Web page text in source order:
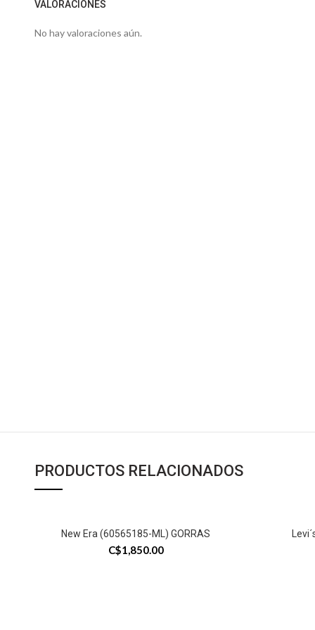
VALORACIONES
No hay valoraciones aún.
PRODUCTOS RELACIONADOS
New Era (60565185-ML) GORRAS
C$1,850.00